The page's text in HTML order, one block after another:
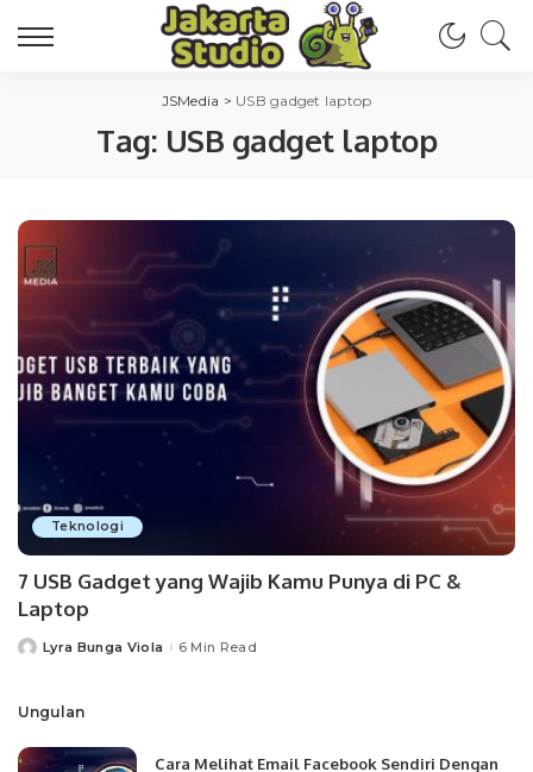
JSMedia > USB gadget laptop
Tag: USB gadget laptop
Teknologi
7 USB Gadget yang Wajib Kamu Punya di PC &
Laptop
PostedLyra Bunga Viola 6 Min Read
Ungulan
Cara Melihat Email Facebook Sendiri Dengan